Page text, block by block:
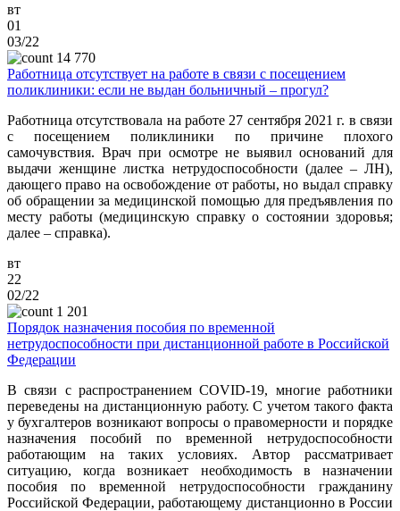
вт
01
03/22
14 770
Работница отсутствует на работе в связи с посещением
поликлиники: если не выдан больничный – прогул?
Работница отсутствовала на работе 27 сентября 2021 г. в связи
с посещением поликлиники по причине плохого
самочувствия. Врач при осмотре не выявил оснований для
выдачи женщине листка нетрудоспособности (далее – ЛН),
дающего право на освобождение от работы, но выдал справку
об обращении за медицинской помощью для предъявления по
месту работы (медицинскую справку о состоянии здоровья;
далее – справка).
вт
22
02/22
1 201
Порядок назначения пособия по временной
нетрудоспособности при дистанционной работе в Российской
Федерации
В связи с распространением COVID-19, многие работники
переведены на дистанционную работу. С учетом такого факта
у бухгалтеров возникают вопросы о правомерности и порядке
назначения пособий по временной нетрудоспособности
работающим на таких условиях. Автор рассматривает
ситуацию, когда возникает необходимость в назначении
пособия по временной нетрудоспособности гражданину
Российской Федерации, работающему дистанционно в России